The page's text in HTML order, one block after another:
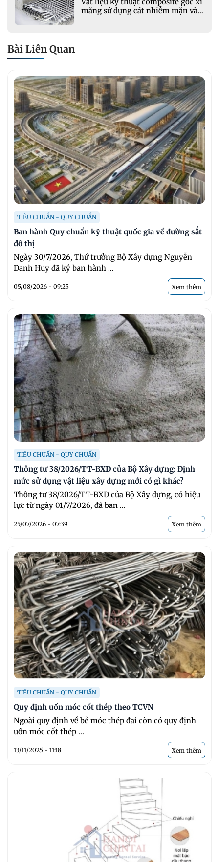
măng sử dụng cát nhiễm mặn và
Bài Liên Quan
TIÊU CHUẨN - QUY CHUẨN
Ban hành Quy chuẩn kỹ thuật quốc gia về đường sắt
đô thị
Ngày 30/7/2026, Thứ trưởng Bộ Xây dựng Nguyễn
Danh Huy đã ký ban hành ...
05/08/2026 - 09:25 Xem thêm
TIÊU CHUẨN - QUY CHUẨN
Thông tư 38/2026/TT-BXD của Bộ Xây dựng: Định
mức sử dụng vật liệu xây dựng mới có gì khác?
Thông tư 38/2026/TT-BXD của Bộ Xây dựng, có hiệu
lực từ ngày 01/7/2026, đã ban ...
25/07/2026 - 07:39 Xem thêm
TIÊU CHUẨN - QUY CHUẨN
Quy định uốn móc cốt thép theo TCVN
Ngoài quy định về bẻ móc thép đai còn có quy định
uốn móc cốt thép ...
13/11/2025 - 11:18 Xem thêm